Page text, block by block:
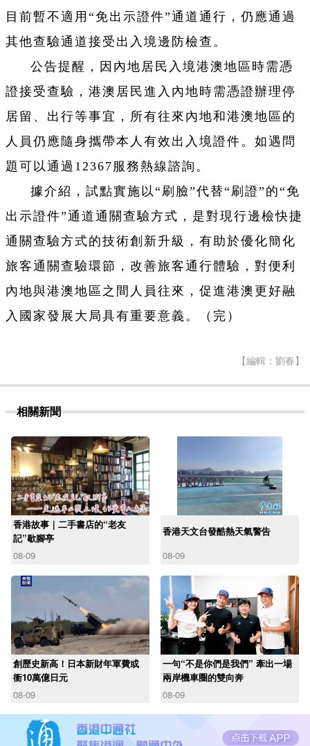
目前暫不適用“免出示證件”通道通行，仍應通過
其他查驗通道接受出入境邊防檢查。
公告提醒，因內地居民入境港澳地區時需憑
證接受查驗，港澳居民進入內地時需憑證辦理停
居留、出行等事宜，所有往來內地和港澳地區的
人員仍應隨身攜帶本人有效出入境證件。如遇問
題可以通過12367服務熱線諮詢。
據介紹，試點實施以“刷臉”代替“刷證”的“免
出示證件”通道通關查驗方式，是對現行邊檢快捷
通關查驗方式的技術創新升級，有助於優化簡化
旅客通關查驗環節，改善旅客通行體驗，對便利
內地與港澳地區之間人員往來，促進港澳更好融
入國家發展大局具有重要意義。（完）
【編輯：劉春】
相關新聞
香港故事｜二手書店的“老友
記”歇腳亭
08-09
香港天文台發酷熱天氣警告
08-09
創歷史新高！日本新財年軍費或
衝10萬億日元
08-09
一句“不是你們是我們” 牽出一場
兩岸機車圈的雙向奔
08-09